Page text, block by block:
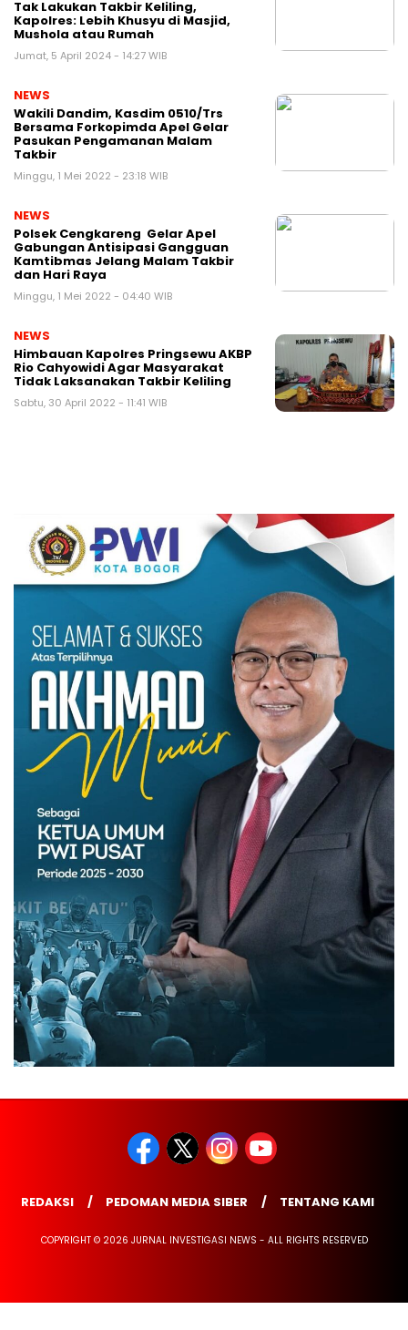
Tak Lakukan Takbir Keliling,
Kapolres: Lebih Khusyu di Masjid,
Mushola atau Rumah
Jumat, 5 April 2024 - 14:27 WIB
NEWS
Wakili Dandim, Kasdim 0510/Trs
Bersama Forkopimda Apel Gelar
Pasukan Pengamanan Malam
Takbir
Minggu, 1 Mei 2022 - 23:18 WIB
NEWS
Polsek Cengkareng Gelar Apel
Gabungan Antisipasi Gangguan
Kamtibmas Jelang Malam Takbir
dan Hari Raya
Minggu, 1 Mei 2022 - 04:40 WIB
NEWS
Himbauan Kapolres Pringsewu AKBP
Rio Cahyowidi Agar Masyarakat
Tidak Laksanakan Takbir Keliling
Sabtu, 30 April 2022 - 11:41 WIB
REDAKSI PEDOMAN MEDIA SIBER TENTANG KAMI
COPYRIGHT © 2026 JURNAL INVESTIGASI NEWS - ALL RIGHTS RESERVED